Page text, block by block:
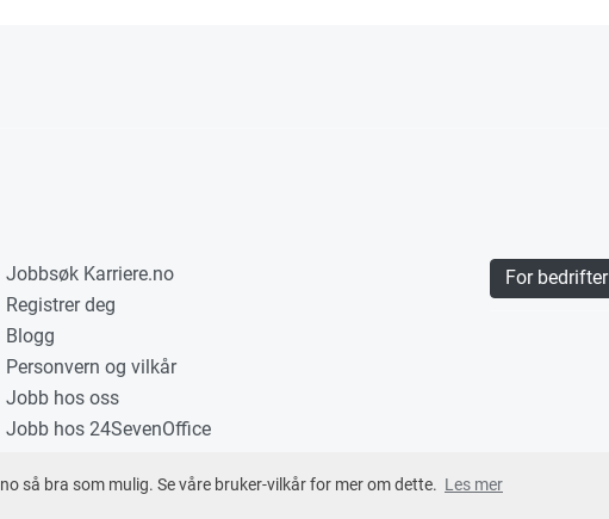
så bra som mulig. Se våre bruker-vilkår for mer om dette. Les mer
Jobbsøk Karriere.no
Registrer deg
Blogg
Personvern og vilkår
Jobb hos oss
Jobb hos 24SevenOffice
For bedrifter